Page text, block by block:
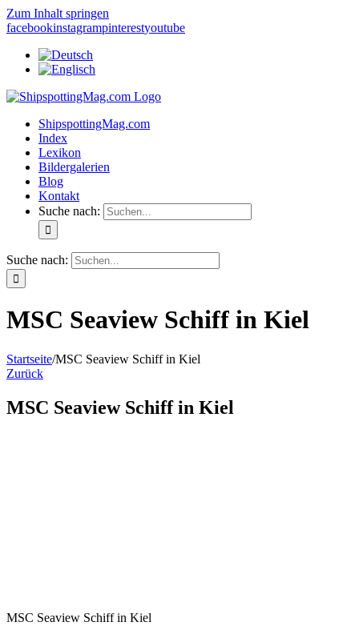
Zum Inhalt springen
facebookinstagrampinterestyoutube
ShipspottingMag.com
Index
Lexikon
Bildergalerien
Blog
Kontakt
Suche nach:
Suche nach:
MSC Seaview Schiff in Kiel
Startseite/MSC Seaview Schiff in Kiel
Zurück
MSC Seaview Schiff in Kiel
MSC Seaview Schiff in Kiel